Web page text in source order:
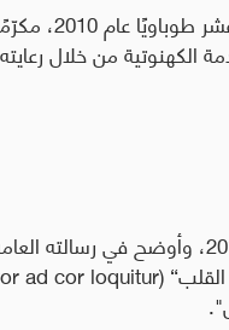
وقد أعلنه
الكهنوتية من خلال
أعلنه البابا فرنسيس قديسًا عام
(
ad cor loquitur